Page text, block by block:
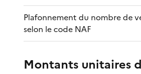
Plafonnement du nombre de
selon le code NAF
Montants unitaires